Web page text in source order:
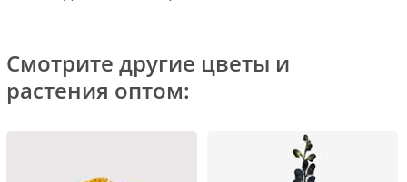
Смотрите другие цветы и
растения оптом: